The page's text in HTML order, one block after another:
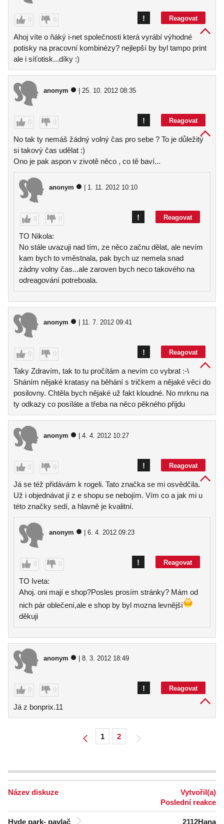
0 0 Reagovat
!
Ahoj víte o ňáký i-net společnosti která vyrábí výhodné
potisky na pracovní kombinézy? nejlepší by byl tampo print
ale i síťotisk...díky :)
anonym | 25. 10. 2012 08:35
0 0 Reagovat
!
No tak ty nemáš žádný volný čas pro sebe ? To je důležitý
si takový čas udělat :)
Ono je pak aspon v zivotě něco , co tě baví...
anonym | 1. 11. 2012 10:10
0 0 Reagovat
!
TO Nikola:
No stále uvazuji nad tím, ze něco začnu dělat, ale nevím
kam bych to vměstnala, pak bych uz nemela snad
zádny volny čas...ale zaroven bych neco takového na
odreagování potreboala.
anonym | 11. 7. 2012 09:41
0 0 Reagovat
!
Taky Zdravím, tak to tu pročítám a nevím co vybrat :-\
Sháním nějaké kratasy na běhání s tričkem a nějaké věci do
posilovny. Chtěla bych nějaké už fakt kloudné. No mrknu na
ty odkazy co posíláte a třeba na něco pěkného přijdu
anonym | 4. 4. 2012 10:27
0 0 Reagovat
!
Já se též přidávám k rogeli. Tato značka se mi osvědčila.
Už i objednávat jí z e shopu se nebojím. Vím co a jak mi u
této značky sedí, a hlavně je kvalitní.
anonym | 6. 4. 2012 09:23
0 0 Reagovat
!
TO Iveta:
Ahoj. oni mají e shop?Posles prosím stránky? Mám od
nich pár oblečení,ale e shop by byl mozna levnější
děkuji
anonym | 8. 3. 2012 18:49
0 0 Reagovat
!
Já z bonprix.11
1 2
Název diskuze
Vytvořil(a)
Poslední reakce
Hyde park- pavlač 2112Hana